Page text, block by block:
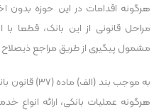
هرگونه اقدامات در این حوزه بدون
مراحل قانونی از این بانک، قطعا
مشمول پیگیری از طریق مراجع
به موجب بند
هرگونه عملیات بانکی، ارائه انواع